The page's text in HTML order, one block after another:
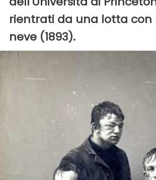
rientrati da una lotta con
neve (1893).